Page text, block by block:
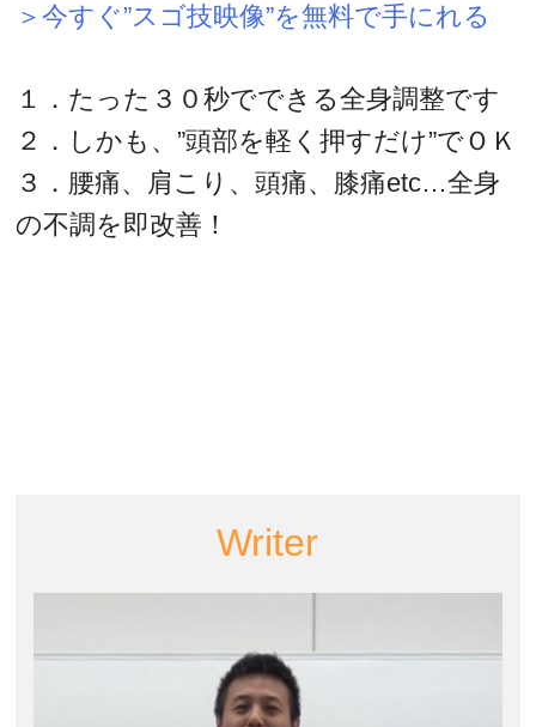
＞今すぐ”スゴ技映像”を無料で手にれる
１．たった３０秒でできる全身調整です
２．しかも、”頭部を軽く押すだけ”でＯＫ
３．腰痛、肩こり、頭痛、膝痛etc…全身
の不調を即改善！
Writer